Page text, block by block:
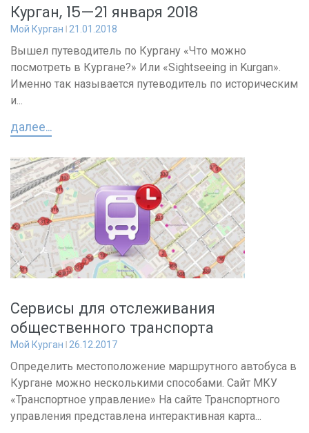
Курган, 15—21 января 2018
Мой Курган 21.01.2018
Вышел путеводитель по Кургану «Что можно
посмотреть в Кургане?» Или «Sightseeing in Kurgan».
Именно так называется путеводитель по историческим
и...
далее...
Сервисы для отслеживания
общественного транспорта
Мой Курган 26.12.2017
Определить местоположение маршрутного автобуса в
Кургане можно несколькими способами. Сайт МКУ
«Транспортное управление» На сайте Транспортного
управления представлена интерактивная карта...